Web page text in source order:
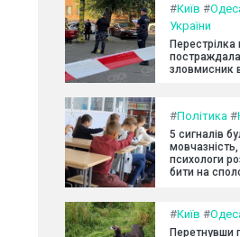
#Київ #
України
Перестрілка
зловмисник
#Політика #
5 сигналів
психологи
бити на
#Київ #
Перетнувши